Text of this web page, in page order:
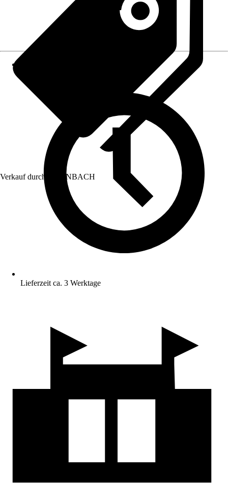
Verkauf durch: HORNBACH
Lieferzeit ca. 3 Werktage